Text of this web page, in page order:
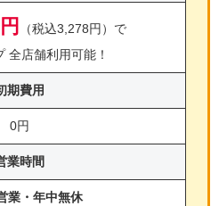
（税込3,278円）で
全店舗利用可能！
期費用
0円
業時間
業・年中無休